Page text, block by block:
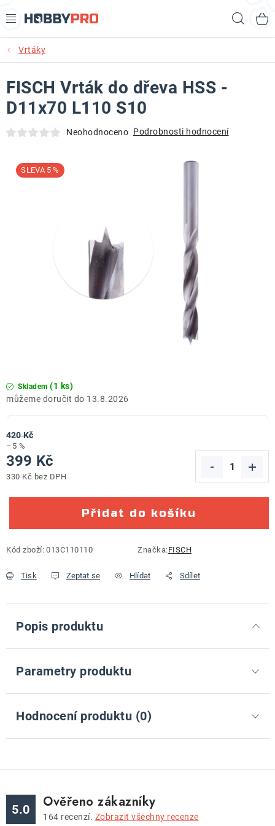
na
AKCE
PRODUKTY
PRODUKTY RECORD POWER
NOVINKY
Obchodní podmínky
O nás
Vrtáky
Skladem (1 ks)
13.8.2026
420 Kč
–5 %
399 Kč
330 Kč bez DPH
Přidat do košíku
Kód zboží: 013C110110 Značka:FISCH
Tisk Zeptat se Hlídat Sdílet
FISCH Vrták do dřeva HSS -
D11x70 L110 S10
Neohodnoceno Podrobnosti hodnocení
5 %
Popis produktu
Parametry produktu
Hodnocení produktu (0)
5.0 Ověřeno zákazníky
164 recenzí. Zobrazit všechny recenze